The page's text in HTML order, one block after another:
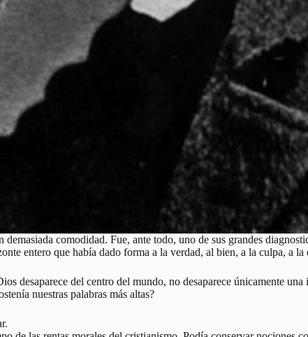
demasiada comodidad. Fue, ante todo, uno de sus grandes
entero que había dado forma a la verdad, al bien, a la culpa, a la
desaparece del centro del mundo, no desaparece únicamente
nuestras palabras más altas?